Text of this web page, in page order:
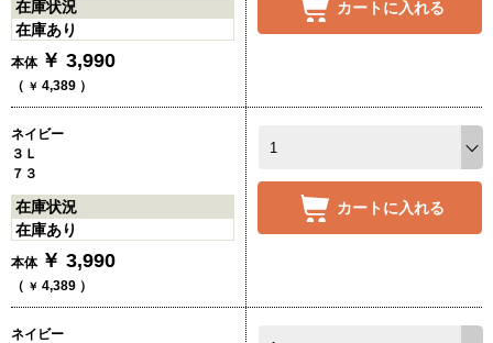
在庫状況
在庫あり
本体 ￥ 3,990
（ ￥ 4,389 ）
カートに入れる
ネイビー
３Ｌ
７３
在庫状況
在庫あり
本体 ￥ 3,990
（ ￥ 4,389 ）
カートに入れる
ネイビー